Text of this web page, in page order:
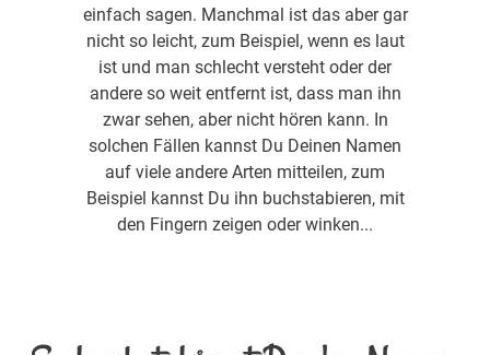
einfach sagen. Manchmal ist das aber gar
nicht so leicht, zum Beispiel, wenn es laut
ist und man schlecht versteht oder der
andere so weit entfernt ist, dass man ihn
zwar sehen, aber nicht hören kann. In
solchen Fällen kannst Du Deinen Namen
auf viele andere Arten mitteilen, zum
Beispiel kannst Du ihn buchstabieren, mit
den Fingern zeigen oder winken...